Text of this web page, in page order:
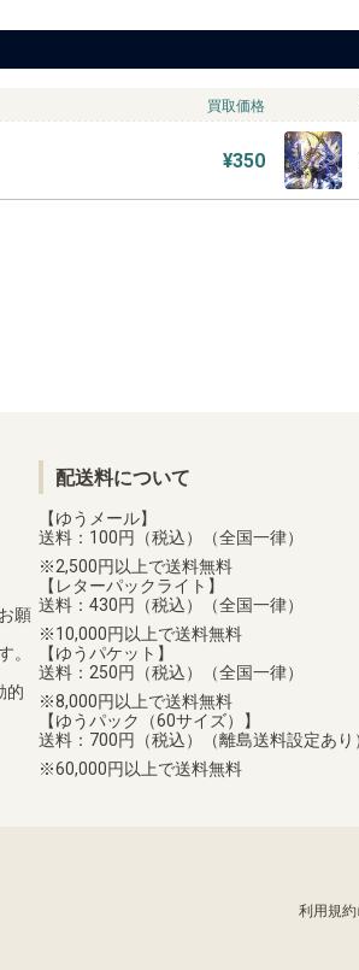
買取価格
¥350
願
。
的
配送料について
【ゆうメール】
送料：100円（税込）（全国一律）
2,500円以上で送料無料
【レターパックライト】
送料：430円（税込）（全国一律）
10,000円以上で送料無料
【ゆうパケット】
送料：250円（税込）（全国一律）
8,000円以上で送料無料
【ゆうパック（60サイズ）】
送料：700円（税込）（離島送料設定あり
60,000円以上で送料無料
利用規約